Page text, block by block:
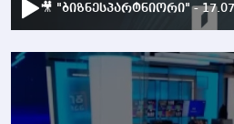
🎥 "ბიზნესპარტნიორი" -